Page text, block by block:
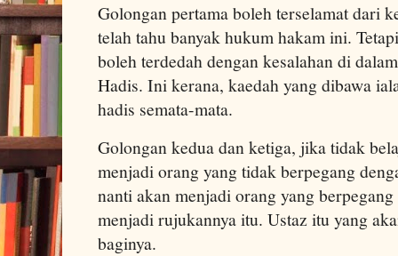
Golongan pertama boleh terselamat dari
telah tahu banyak hukum hakam ini.
boleh terdedah dengan kesalahan di
Hadis. Ini kerana, kaedah yang dibawa
hadis semata-mata.
Golongan kedua dan ketiga, jika tidak
menjadi orang yang tidak berpegang
nanti akan menjadi orang yang
menjadi rujukannya itu. Ustaz itu yang
baginya.